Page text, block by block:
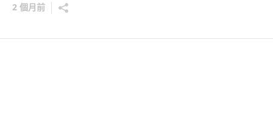
2 個月前